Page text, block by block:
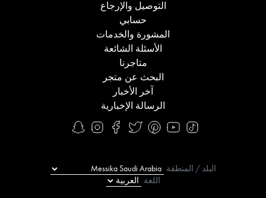
التوصيل والإرجاع
حسابي
المشورة والخدمات
الأسئلة الشائعة
متاجرنا
البحث عن متجر
آخر الأخبار
الرسالة الإخبارية
البلد / المنطقة
اللغة